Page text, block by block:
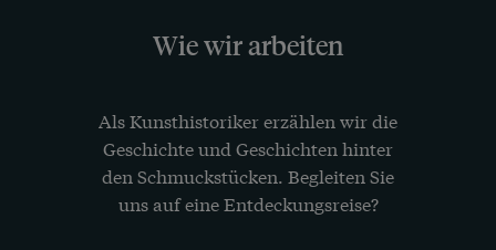
Wie wir arbeiten
Als Kunsthistoriker erzählen wir die
Geschichte und Geschichten hinter
den Schmuckstücken. Begleiten Sie
uns auf eine Entdeckungsreise?